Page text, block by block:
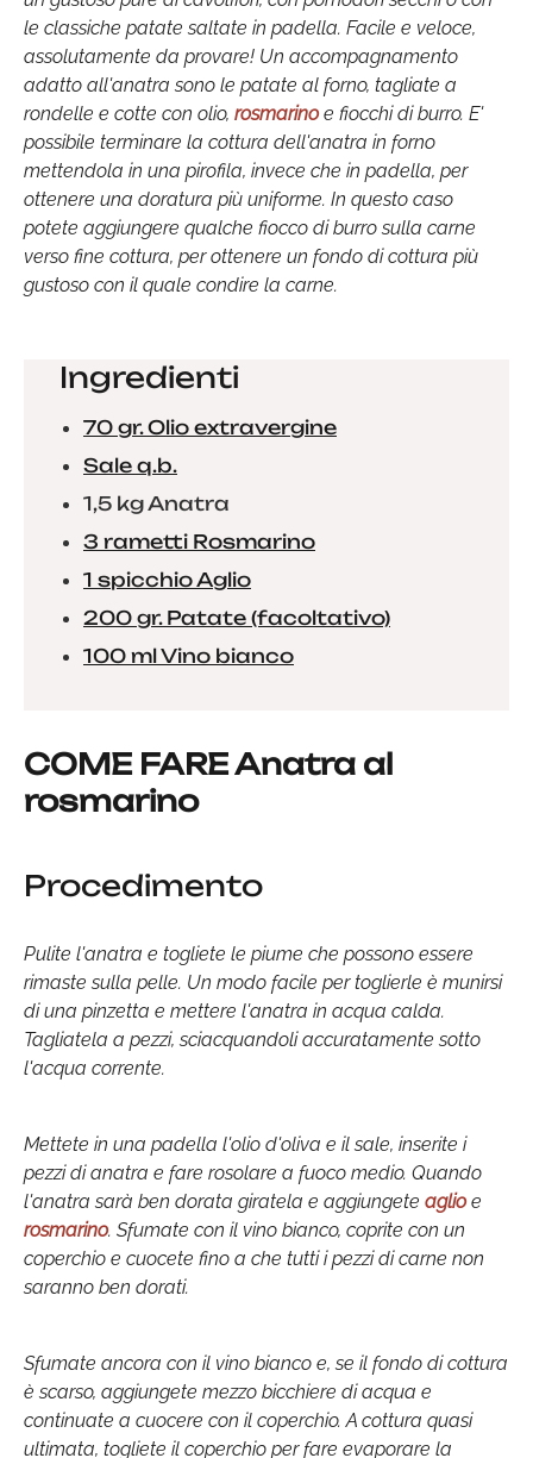
le classiche patate saltate in padella. Facile e veloce,
assolutamente da provare! Un accompagnamento
adatto all'anatra sono le patate al forno, tagliate a
rondelle e cotte con olio, rosmarinoe fiocchi di burro. E'
possibile terminare la cottura dell'anatra in forno
mettendola in una pirofila, invece che in padella, per
ottenere una doratura più uniforme. In questo caso
potete aggiungere qualche fiocco di burro sulla carne
verso fine cottura, per ottenere un fondo di cottura più
gustoso con il quale condire la carne.
Ingredienti
70 gr. Olio extravergine
Sale q.b.
1,5 kg Anatra
3 rametti Rosmarino
1 spicchio Aglio
200 gr. Patate (facoltativo)
100 ml Vino bianco
COME FARE Anatra al
rosmarino
Procedimento
Pulite l'anatra e togliete le piume che possono essere
rimaste sulla pelle. Un modo facile per toglierle è munirsi
di una pinzetta e mettere l'anatra in acqua calda.
Tagliatela a pezzi, sciacquandoli accuratamente sotto
l'acqua corrente.
Mettete in una padella l'olio d'oliva e il sale, inserite i
pezzi di anatra e fare rosolare a fuoco medio. Quando
l'anatra sarà ben dorata giratela e aggiungete aglioe
rosmarino. Sfumate con il vino bianco, coprite con un
coperchio e cuocete fino a che tutti i pezzi di carne non
saranno ben dorati.
Sfumate ancora con il vino bianco e, se il fondo di cottura
è scarso, aggiungete mezzo bicchiere di acqua e
continuate a cuocere con il coperchio. A cottura quasi
ultimata, togliete il coperchio per fare evaporare la